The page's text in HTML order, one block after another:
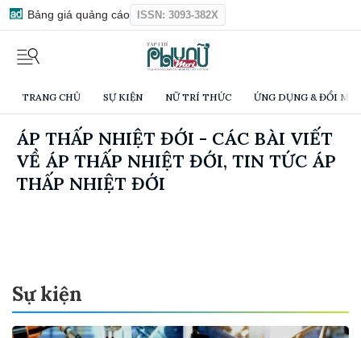
Bảng giá quảng cáo ISSN: 3093-382X
TRANG CHỦ SỰ KIỆN NỮ TRÍ THỨC ỨNG DỤNG & ĐỔI
ÁP THẤP NHIỆT ĐỚI - CÁC BÀI VIẾT
VỀ ÁP THẤP NHIỆT ĐỚI, TIN TỨC ÁP
THẤP NHIỆT ĐỚI
Sự kiện